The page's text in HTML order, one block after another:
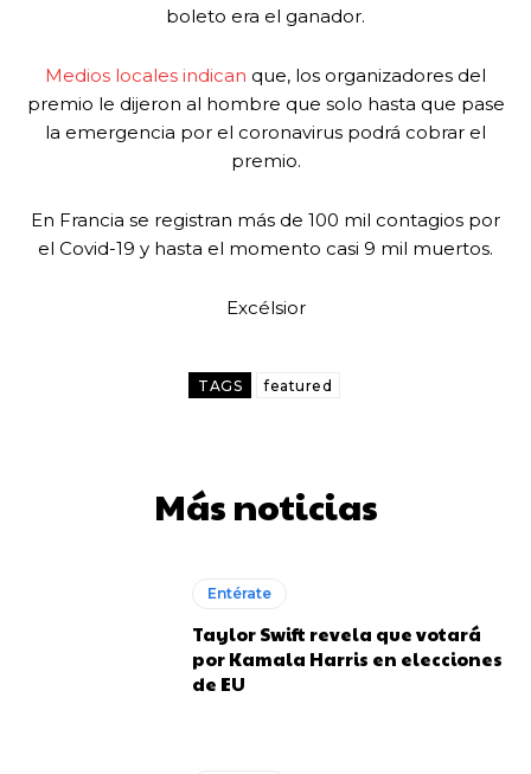
boleto era el ganador.
Medios locales indican que, los organizadores del
premio le dijeron al hombre que solo hasta que pase
la emergencia por el coronavirus podrá cobrar el
premio.
En Francia se registran más de 100 mil contagios por
el Covid-19 y hasta el momento casi 9 mil muertos.
Excélsior
TAGS featured
Más noticias
Entérate
Taylor Swift revela que votará
por Kamala Harris en elecciones
de EU